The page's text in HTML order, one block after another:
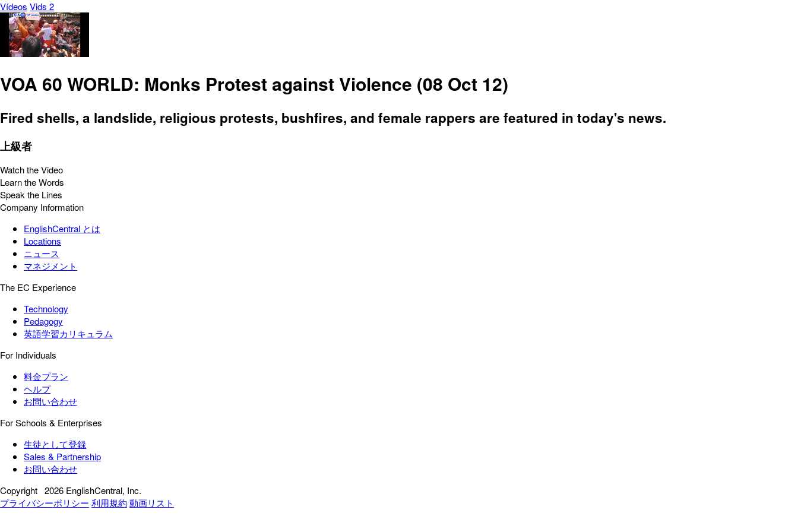
Vídeos Vids 2
VOA 60 WORLD: Monks Protest against Violence (08 Oct 12)
Fired shells, a landslide, religious protests, bushfires, and female rappers are featured in today's news.
上級者
Watch the Video
Learn the Words
Speak the Lines
Company Information
EnglishCentral とは
Locations
ニュース
マネジメント
The EC Experience
Technology
Pedagogy
英語学習カリキュラム
For Individuals
料金プラン
ヘルプ
お問い合わせ
For Schools & Enterprises
生徒として登録
Sales & Partnership
お問い合わせ
Copyright 2026 EnglishCentral, Inc.
プライバシーポリシー 利用規約 動画リスト